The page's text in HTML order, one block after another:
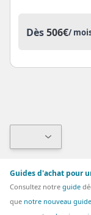
Dès506€/
Guides d'achat pour
Consultez notre guide
que notre nouveau guide